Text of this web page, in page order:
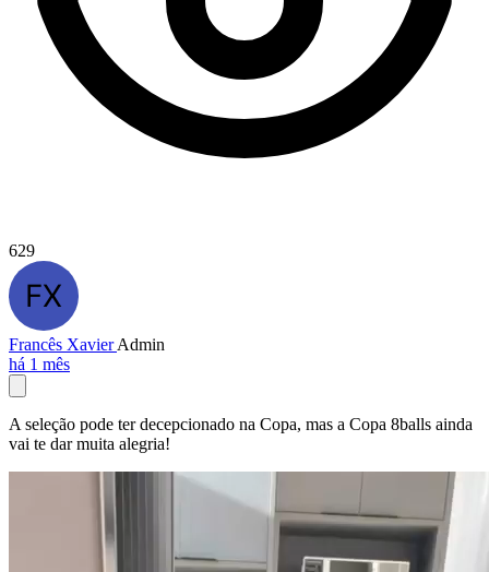
629
Francês XavierAdmin
há 1 mês
A seleção pode ter decepcionado na Copa, mas a Copa 8balls ainda
vai te dar muita alegria!